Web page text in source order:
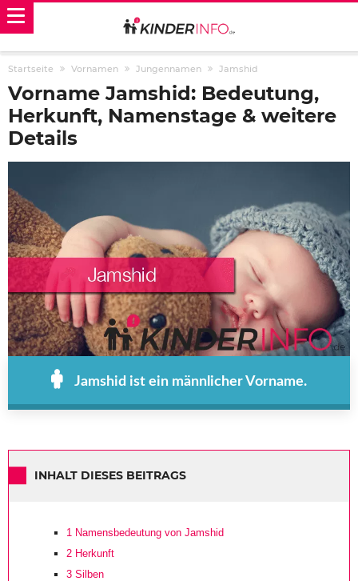
Startseite Vornamen Jungennamen Jamshid
Vorname Jamshid: Bedeutung,
Herkunft, Namenstage & weitere
Details
Jamshid ist ein männlicher Vorname.
INHALT DIESES BEITRAGS
1 Namensbedeutung von Jamshid
2 Herkunft
3 Silben